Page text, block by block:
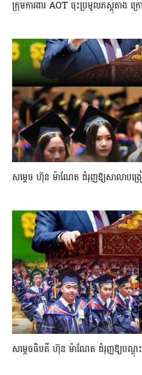
ក្រុមការងារ AOT ចុះប្រមូលភស្តុតាង
សម្តេច ហ៊ុន ម៉ាណែត ជំរុញឱ្យសាលាបង្
សម្តេចធិបតី ហ៊ុន ម៉ាណែត ជំរុញឱ្យបណ្តុ